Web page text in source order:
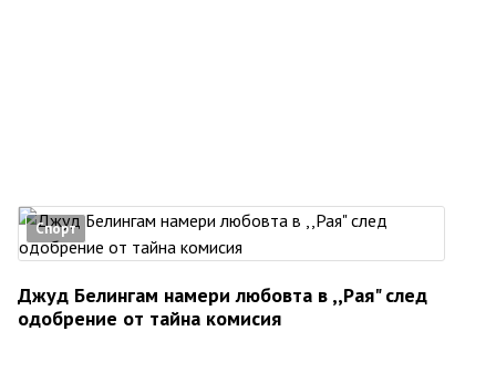
Спорт
Джуд Белингам намери любовта в ,,Рая" след
одобрение от тайна комисия